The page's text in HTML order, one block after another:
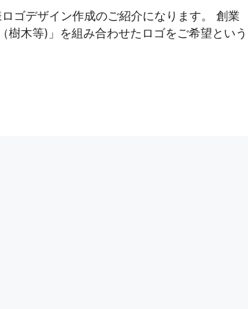
ゴデザイン作成のご紹介になります。 創業
木等)」を組み合わせたロゴをご希望という